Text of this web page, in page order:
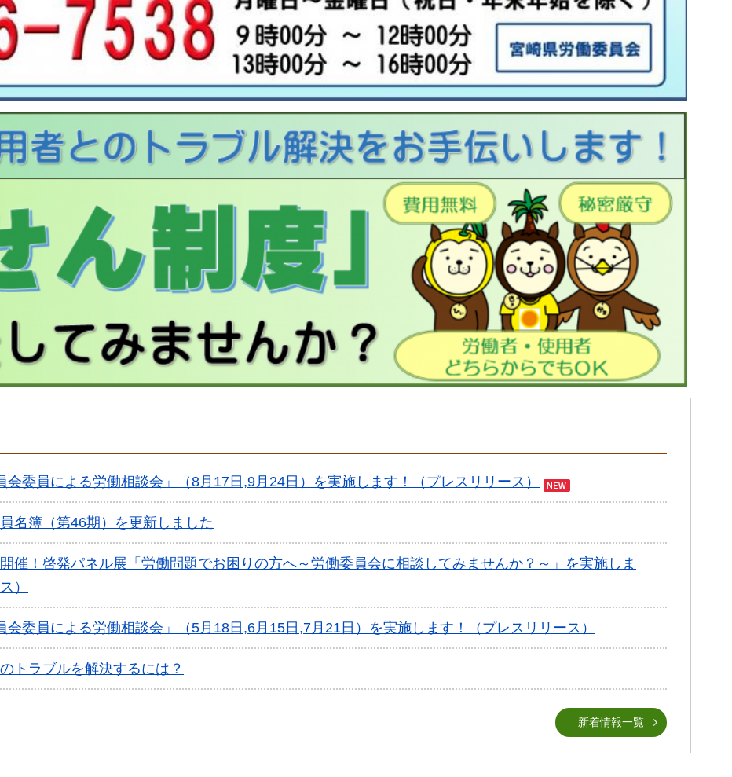
会委員による労働相談会」（8月17日,9月24日）を実施します！（プレスリリース）
名簿（第46期）を更新しました
催！啓発パネル展「労働問題でお困りの方へ～労働委員会に相談してみませんか？～」を実施しま
）
会委員による労働相談会」（5月18日,6月15日,7月21日）を実施します！（プレスリリース）
トラブルを解決するには？
新着情報一覧